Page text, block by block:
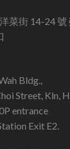
菜街 14-24 號
Bldg.,
Street, Kln,
entrance
Exit E2.